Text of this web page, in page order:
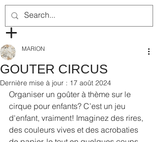
GOUTER CIRCUS
MARION
Dernière mise à jour : 17 août 2024
Organiser un goûter à thème sur le
cirque pour enfants? C’est un jeu
d'enfant, vraiment! Imaginez des rires,
des couleurs vives et des acrobaties